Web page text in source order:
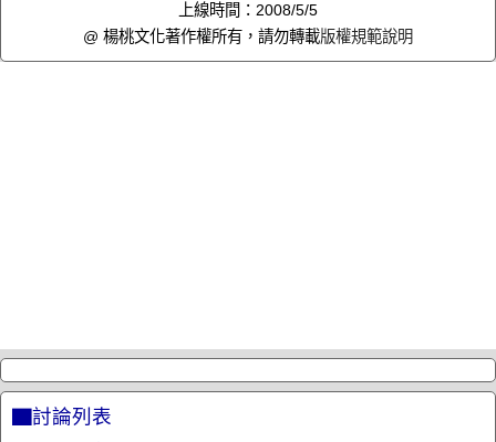
上線時間：2008/5/5
@ 楊桃文化著作權所有，請勿轉載版權規範說明
▇討論列表